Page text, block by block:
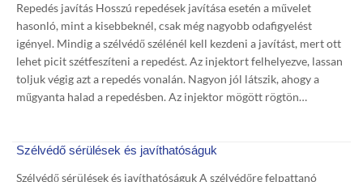
Repedés javítás Hosszú repedések javítása esetén a művelet
hasonló, mint a kisebbeknél, csak még nagyobb odafigyelést
igényel. Mindig a szélvédő szélénél kell kezdeni a javítást, mert ott
lehet picit szétfeszíteni a repedést. Az injektort felhelyezve, lassan
toljuk végig azt a repedés vonalán. Nagyon jól látszik, ahogy a
műgyanta halad a repedésben. Az injektor mögött rögtön…
Szélvédő sérülések és javíthatóságuk
Szélvédő sérülések és javíthatóságuk A szélvédőre felpattanó